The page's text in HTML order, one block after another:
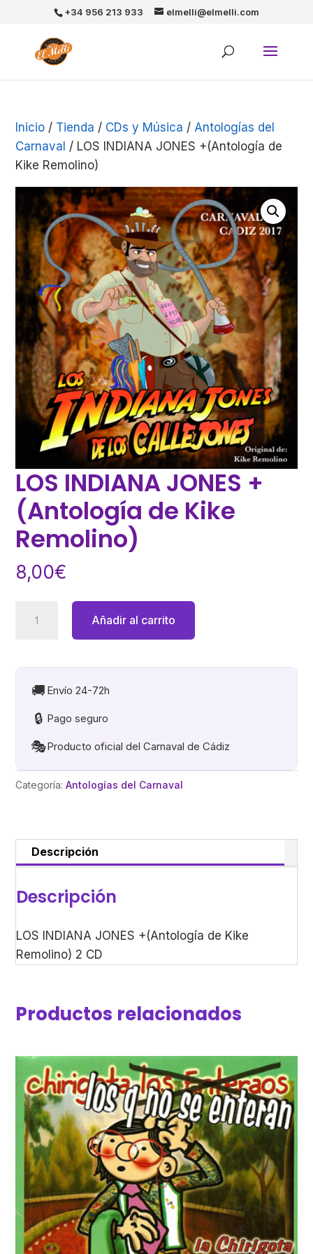
+34 956 213 933 elmelli@elmelli.com
Inicio / Tienda / CDs y Música / Antologías del
Carnaval / LOS INDIANA JONES +(Antología de
Kike Remolino)
LOS INDIANA JONES +
(Antología de Kike
Remolino)
8,00€
INDIANA
+
(Antología
Kike
Remolino)
Añadir al carrito
🚚 Envío 24-72h
🔒 Pago seguro
🎭Producto oficial del Carnaval de Cádiz
Categoría:Antologías del Carnaval
Descripción
Descripción
LOS INDIANA JONES +(Antología de Kike
Remolino) 2 CD
Productos relacionados